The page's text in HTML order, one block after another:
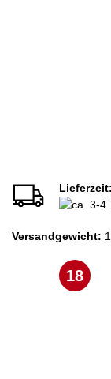
Lieferzeit:
Versandgewicht:
18